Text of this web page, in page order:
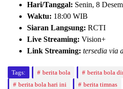
Hari/Tanggal: Senin, 8
Waktu: 18:00 WIB
Siaran Langsung: RCTI
Live Streaming: Vision+
Link Streaming: tersedia via
Tags: berita bola
berita bola
berita bola hari ini
berita timnas